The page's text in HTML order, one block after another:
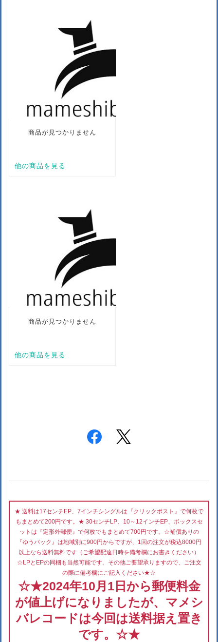
★ 送料は17センチEP、7インチシングルは『クリックポスト』で何枚で
もまとめて200円です。★ 30センチLP、10～12インチEP、ボックスセ
ットは『定形外郵便』で何枚でもまとめて700円です。☆補償ありの
『ゆうパック』は地域別に900円からですが、1回の注文が税込8000円
以上なら送料無料です（ご希望配達日時を備考欄にお書きください）
☆LPとEPの同梱も当然可能です。その他ご要望承りますので、ご注文
の際に備考欄にご記入ください★☆
☆★2024年10月1日から郵便料金
が値上げになりましたが、マメシ
バレコードは今回は送料据え置き
です。☆★